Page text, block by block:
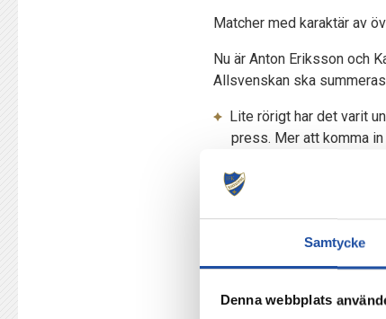
Samtycke
Denna webbplats
Matcher med karaktär av
Nu är Anton Eriksson och
Allsvenskan ska
Lite rörigt har det varit
press. Mer att komma
också. Man blir besatt
finaste känslan som
1-5-smällen borta mot
Peking hade bland annat